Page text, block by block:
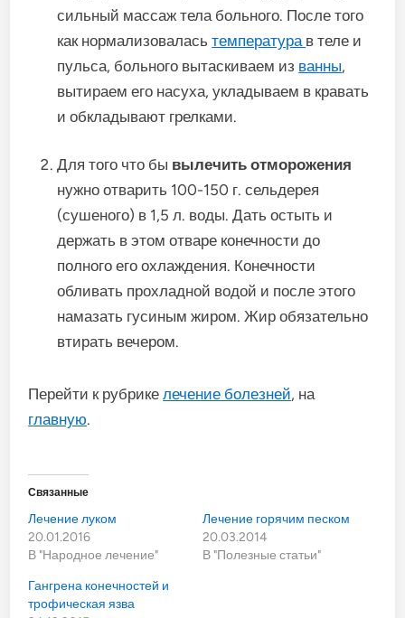
сильный массаж тела больного. После того
как нормализоваласьтемпература в теле и
пульса, больного вытаскиваем из ванны,
вытираем его насуха, укладываем в кравать
и обкладывают грелками.
Для того что бы вылечить отморожения
нужно отварить 100-150 г. сельдерея
(сушеного) в 1,5 л. воды. Дать остыть и
держать в этом отваре конечности до
полного его охлаждения. Конечности
обливать прохладной водой и после этого
намазать гусиным жиром. Жир обязательно
втирать вечером.
Перейти к рубрикелечение болезней, на
главную.
Связанные
Лечение луком
20.01.2016
В "Народное лечение"
Лечение горячим песком
20.03.2014
В "Полезные статьи"
Гангрена конечностей и
трофическая язва